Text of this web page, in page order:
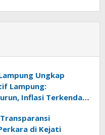
Ungkap
Lampung:
Inflasi Terkendali,
di Kejati